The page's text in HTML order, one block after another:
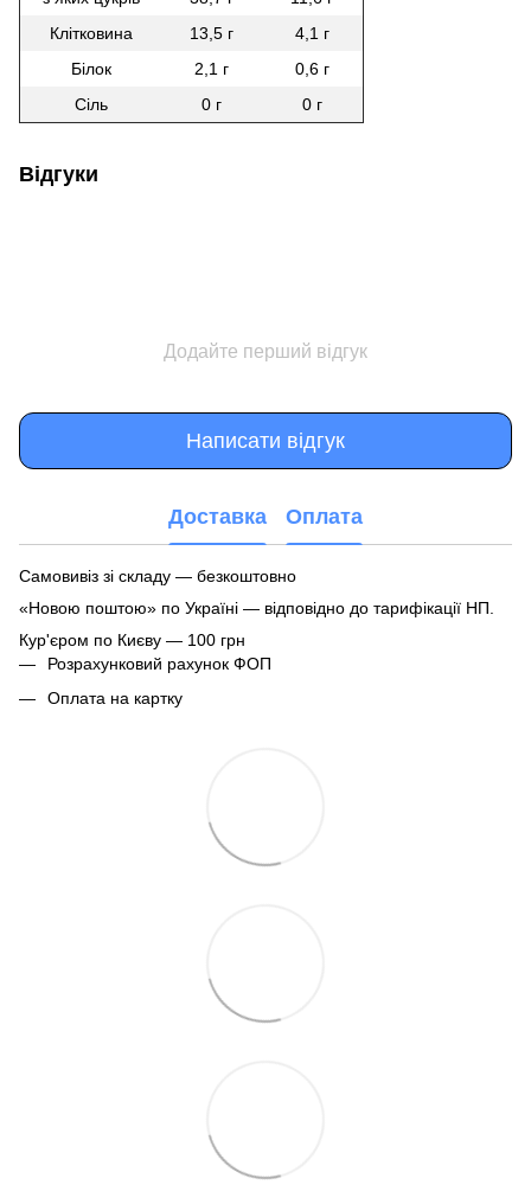
Клітковина
13,5 г
4,1 г
Білок
2,1 г
0,6 г
Сіль
0 г 0 г
Відгуки
Додайте перший відгук
Написати відгук
Доставка Оплата
Самовивіз зі складу — безкоштовно
«Новою поштою» по Україні — відповідно до тарифікації НП.
Кур'єром по Києву — 100 грн
Розрахунковий рахунок ФОП
Оплата на картку